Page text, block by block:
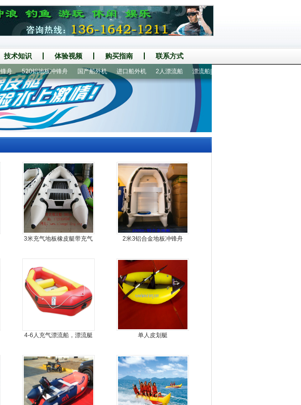
技术知识 体验视频 购买指南 联系方式
520铝地板冲锋舟 国产船外机 进口船外机 2人漂流船 漂流船|漂流艇
3米充气地板橡皮艇带充气
2米3铝合金地板冲锋舟
4-6人充气漂流船，漂流艇 单人皮划艇